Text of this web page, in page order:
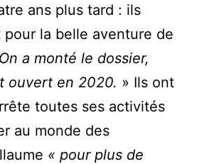
ans plus tard : ils
pour la belle aventure de
a monté le dossier,
ouvert en 2020. » Ils ont
toutes ses activités
au monde des
« pour plus de